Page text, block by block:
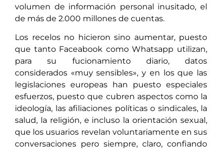
volumen de información personal inusitado, el
de más de 2.000 millones de cuentas.
Los recelos no hicieron sino aumentar, puesto
que tanto Faceabook como Whatsapp utilizan,
para su fucionamiento diario, datos
considerados «muy sensibles», y en los que las
legislaciones europeas han puesto especiales
esfuerzos, puesto que cubren aspectos como la
ideología, las afiliaciones políticas o sindicales, la
salud, la religión, e incluso la orientación sexual,
que los usuarios revelan voluntariamente en sus
conversaciones pero siempre, claro, confiando